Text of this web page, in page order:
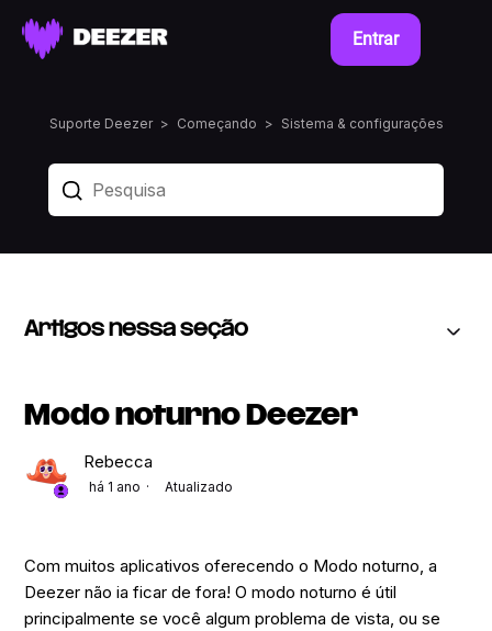
Entrar
Suporte Deezer Começando Sistema & configurações
Artigos nessa seção
Modo noturno Deezer
Rebecca
há 1 ano Atualizado
Com muitos aplicativos oferecendo o Modo noturno, a
Deezer não ia ficar de fora! O modo noturno é útil
principalmente se você algum problema de vista, ou se